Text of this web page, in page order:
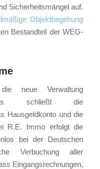
Sicherheitsmängel auf.
Objektbegehung
Bestandteil der WEG-
neue Verwaltung
schließt die
Hausgeldkonto und die
R.E. Immo erfolgt die
bei der Deutschen
Verbuchung aller
Eingangsrechnungen,